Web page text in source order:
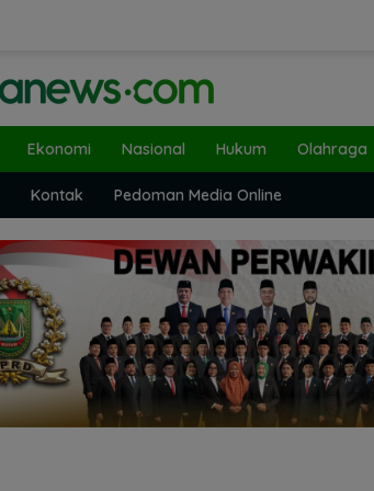
Ekonomi Nasional Hukum Olahraga
Kontak Pedoman Media Online